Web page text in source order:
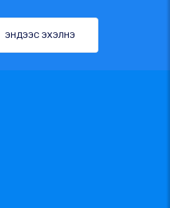
ЭНДЭЭС ЭХЭЛНЭ